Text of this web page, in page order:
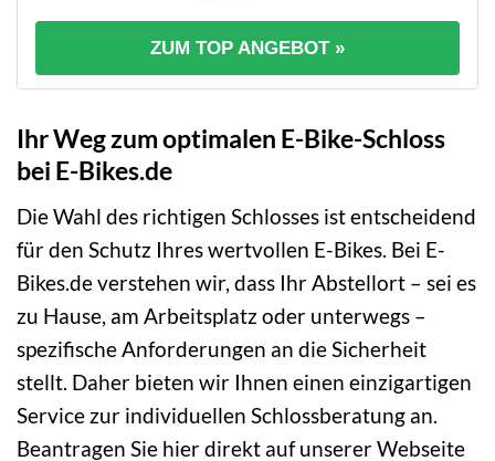
ZUM TOP ANGEBOT »
Ihr Weg zum optimalen E-Bike-Schloss
bei E-Bikes.de
Die Wahl des richtigen Schlosses ist entscheidend
für den Schutz Ihres wertvollen E-Bikes. Bei E-
Bikes.de verstehen wir, dass Ihr Abstellort – sei es
zu Hause, am Arbeitsplatz oder unterwegs –
spezifische Anforderungen an die Sicherheit
stellt. Daher bieten wir Ihnen einen einzigartigen
Service zur individuellen Schlossberatung an.
Beantragen Sie hier direkt auf unserer Webseite